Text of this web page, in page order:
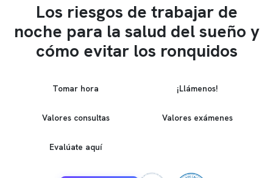
Los riesgos de trabajar de
noche para la salud del sueño y
cómo evitar los ronquidos
Tomar hora ¡Llámenos!
Valores consultas Valores exámenes
Evalúate aquí